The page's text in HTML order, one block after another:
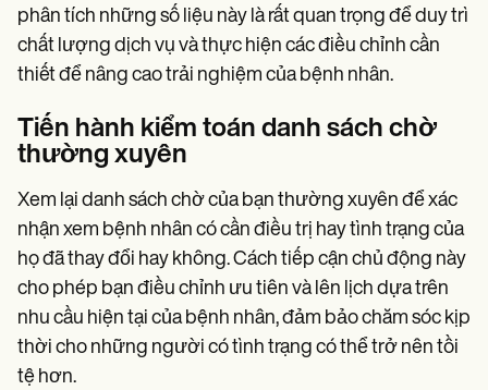
phân tích những số liệu này là rất quan trọng để duy trì
chất lượng dịch vụ và thực hiện các điều chỉnh cần
thiết để nâng cao trải nghiệm của bệnh nhân.
Tiến hành kiểm toán danh sách chờ
thường xuyên
Xem lại danh sách chờ của bạn thường xuyên để xác
nhận xem bệnh nhân có cần điều trị hay tình trạng của
họ đã thay đổi hay không. Cách tiếp cận chủ động này
cho phép bạn điều chỉnh ưu tiên và lên lịch dựa trên
nhu cầu hiện tại của bệnh nhân, đảm bảo chăm sóc kịp
thời cho những người có tình trạng có thể trở nên tồi
tệ hơn.